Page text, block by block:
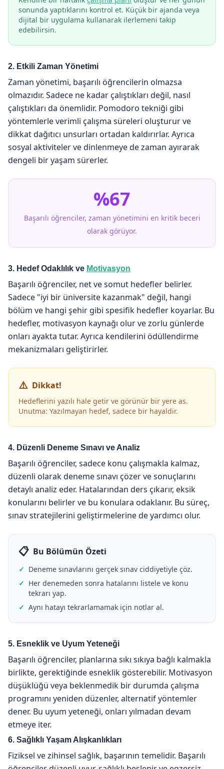
sonunda yaptıklarını kontrol et. Küçük bir ajanda veya
dijital bir uygulama kullanarak ilerlemeni takip
edebilirsin.
2. Etkili Zaman Yönetimi
Zaman yönetimi, başarılı öğrencilerin olmazsa
olmazıdır. Sadece ne kadar çalıştıkları değil, nasıl
çalıştıkları da önemlidir. Pomodoro tekniği gibi
yöntemlerle verimli çalışma süreleri oluşturur ve
dikkat dağıtıcı unsurları ortadan kaldırırlar. Ayrıca
sosyal aktiviteler ve dinlenmeye de zaman ayırarak
dengeli bir yaşam sürerler.
%67
Başarılı öğrenciler, zaman yönetimini en kritik beceri
olarak görüyor.
3. Hedef Odaklılık ve Motivasyon
Başarılı öğrenciler, net ve somut hedefler belirler.
Sadece "iyi bir üniversite kazanmak" değil, hangi
bölüm ve hangi şehir gibi spesifik hedefler koyarlar. Bu
hedefler, motivasyon kaynağı olur ve zorlu günlerde
onları ayakta tutar. Ayrıca kendilerini ödüllendirme
mekanizmaları geliştirirler.
Dikkat!
Hedeflerini yazılı hale getir ve görünür bir yere as.
Unutma: Yazılmayan hedef, sadece bir hayaldir.
4. Düzenli Deneme Sınavı ve Analiz
Başarılı öğrenciler, sadece konu çalışmakla kalmaz,
düzenli olarak deneme sınavı çözer ve sonuçlarını
detaylı analiz eder. Hatalarından ders çıkarır, eksik
konularını belirler ve bu konulara odaklanır. Bu süreç,
sınav stratejilerini geliştirmelerine de yardımcı olur.
Bu Bölümün Özeti
Deneme sınavlarını gerçek sınav ciddiyetiyle çöz.
Her denemeden sonra hatalarını listele ve konu
tekrarı yap.
Aynı hatayı tekrarlamamak için notlar al.
5. Esneklik ve Uyum Yeteneği
Başarılı öğrenciler, planlarına sıkı sıkıya bağlı kalmakla
birlikte, gerektiğinde esneklik gösterebilir. Motivasyon
düşüklüğü veya beklenmedik bir durumda çalışma
programını yeniden düzenler, alternatif yöntemler
dener. Bu uyum yeteneği, onları yılmadan devam
etmeye iter.
6. Sağlıklı Yaşam Alışkanlıkları
Fiziksel ve zihinsel sağlık, başarının temelidir. Başarılı